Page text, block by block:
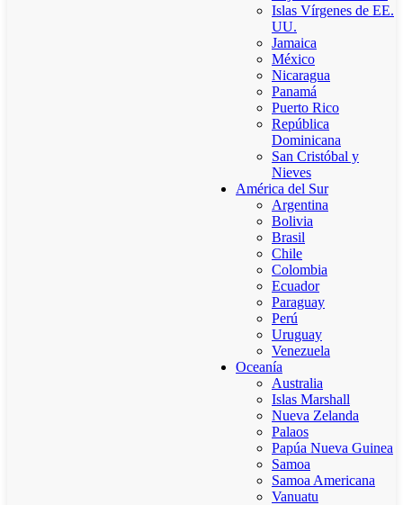
Islas Vírgenes de EE.
UU.
Jamaica
México
Nicaragua
Panamá
Puerto Rico
República
Dominicana
San Cristóbal y
Nieves
América del Sur
Argentina
Bolivia
Brasil
Chile
Colombia
Ecuador
Paraguay
Perú
Uruguay
Venezuela
Oceanía
Australia
Islas Marshall
Nueva Zelanda
Palaos
Papúa Nueva Guinea
Samoa
Samoa Americana
Vanuatu